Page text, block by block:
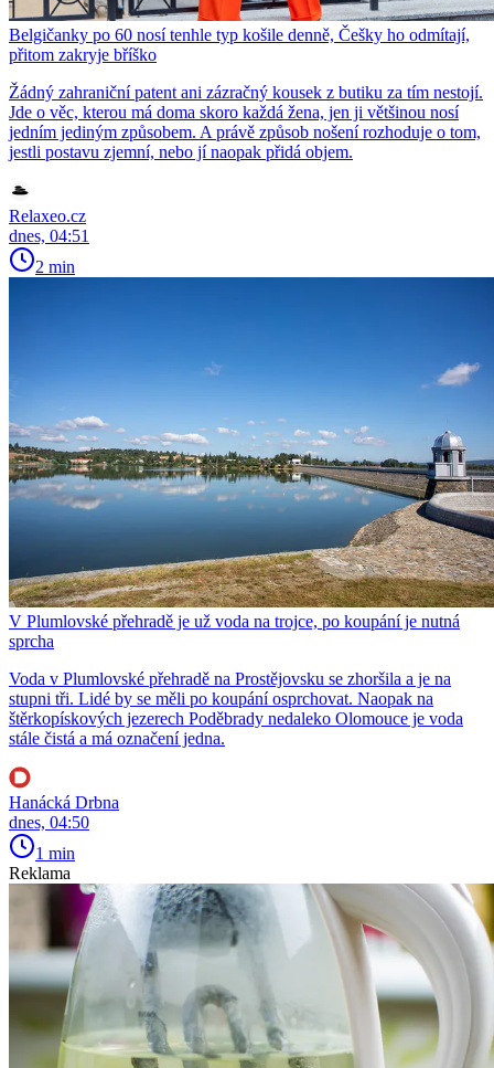
Belgičanky po 60 nosí tenhle typ košile denně, Češky ho odmítají,
přitom zakryje bříško
Žádný zahraniční patent ani zázračný kousek z butiku za tím nestojí.
Jde o věc, kterou má doma skoro každá žena, jen ji většinou nosí
jedním jediným způsobem. A právě způsob nošení rozhoduje o tom,
jestli postavu zjemní, nebo jí naopak přidá objem.
Relaxeo.cz
dnes, 04:51
2 min
V Plumlovské přehradě je už voda na trojce, po koupání je nutná
sprcha
Voda v Plumlovské přehradě na Prostějovsku se zhoršila a je na
stupni tři. Lidé by se měli po koupání osprchovat. Naopak na
štěrkopískových jezerech Poděbrady nedaleko Olomouce je voda
stále čistá a má označení jedna.
Hanácká Drbna
dnes, 04:50
1 min
Reklama